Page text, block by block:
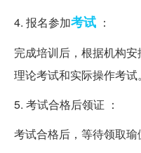
4. 报名参加考试 ：
完成培训后，根据机构
理论考试和实际操作考试。
5. 考试合格后领证 ：
考试合格后，等待领取瑜